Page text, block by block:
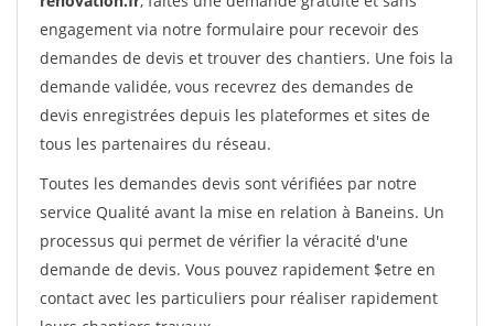
engagement via notre formulaire pour recevoir des
demandes de devis et trouver des chantiers. Une fois la
demande validée, vous recevrez des demandes de
devis enregistrées depuis les plateformes et sites de
tous les partenaires du réseau.
Toutes les demandes devis sont vérifiées par notre
service Qualité avant la mise en relation à Baneins. Un
processus qui permet de vérifier la véracité d'une
demande de devis. Vous pouvez rapidement $etre en
contact avec les particuliers pour réaliser rapidement